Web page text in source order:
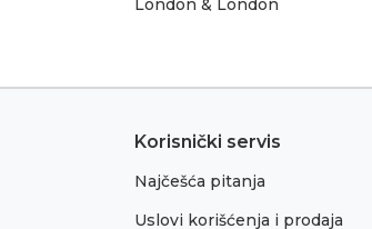
London & London
Korisnički servis
Najčešća pitanja
Uslovi korišćenja i prodaja